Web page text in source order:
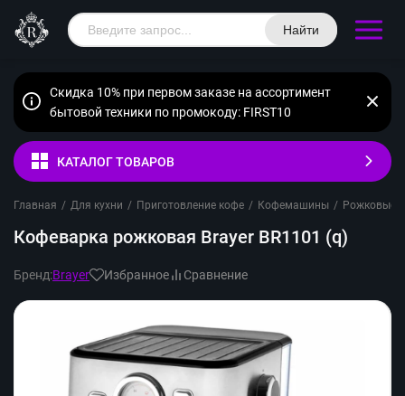
Найти
Скидка 10% при первом заказе на ассортимент
бытовой техники по промокоду: FIRST10
КАТАЛОГ ТОВАРОВ
Главная / Для кухни / Приготовление кофе / Кофемашины / Рожковые
Кофеварка рожковая Brayer BR1101 (q)
Бренд:Brayer Избранное Сравнение